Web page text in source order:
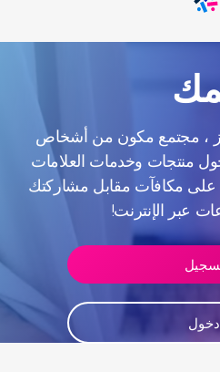
مجتمع مكون من أشخاص مثلك
العلامات التجارية التي
مشاركتك في الاستطلاعات
، مجتمع مكون من أشخاص
منتجات وخدمات العلامات
على مكافآت مقابل مشاركتك
عبر الإنترنت!
دخول